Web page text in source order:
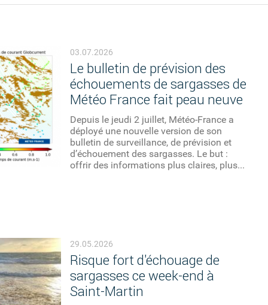
03.07.2026
Le bulletin de prévision des
échouements de sargasses de
Météo France fait peau neuve
Depuis le jeudi 2 juillet, Météo-France a
déployé une nouvelle version de son
bulletin de surveillance, de prévision et
d’échouement des sargasses. Le but :
offrir des informations plus claires, plus...
29.05.2026
Risque fort d'échouage de
sargasses ce week-end à
Saint-Martin